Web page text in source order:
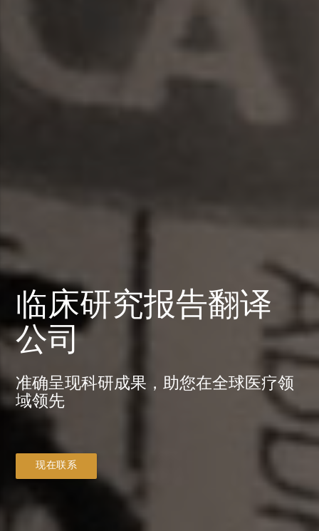
临床研究报告翻译
公司
准确呈现科研成果，助您在全球医疗领
域领先
现在联系